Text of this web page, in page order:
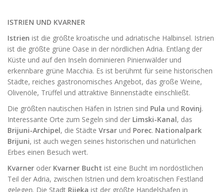
ISTRIEN UND KVARNER
Istrien ist die größte kroatische und adriatische Halbinsel. Istrien
ist die größte grüne Oase in der nördlichen Adria. Entlang der
Küste und auf den Inseln dominieren Pinienwälder und
erkennbare grüne Macchia. Es ist berühmt für seine historischen
Städte, reiches gastronomisches Angebot, das große Weine,
Olivenöle, Trüffel und attraktive Binnenstädte einschließt.
Die größten nautischen Häfen in Istrien sind Pula und Rovinj.
Interessante Orte zum Segeln sind der Limski-Kanal, das
Brijuni-Archipel, die Städte Vrsar und Porec. Nationalpark
Brijuni, ist auch wegen seines historischen und natürlichen
Erbes einen Besuch wert.
Kvarner oder Kvarner Bucht ist eine Bucht im nordöstlichen
Teil der Adria, zwischen Istrien und dem kroatischen Festland
gelegen. Die Stadt Rijeka ist der größte Handelshafen in